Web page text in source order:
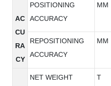
AC
CU
RA
CY
POSITIONING
ACCURACY
MM
REPOSITIONING
ACCURACY
MM
NET WEIGHT T